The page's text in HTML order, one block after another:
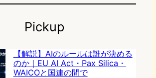
Pickup
【解説】AIのルールは誰が決める
のか｜EU AI Act・Pax Silica・
WAICOと国連の間で